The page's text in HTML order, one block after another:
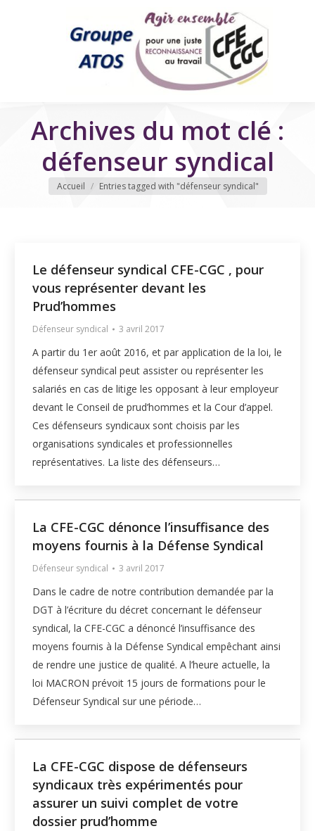
Archives du mot clé :
défenseur syndical
Vous êtes ici
Accueil Entries tagged with "défenseur syndical"
Le défenseur syndical CFE-CGC , pour
vous représenter devant les
Prud’hommes
Défenseur syndical 3 avril 2017
A partir du 1er août 2016, et par application de la loi, le
défenseur syndical peut assister ou représenter les
salariés en cas de litige les opposant à leur employeur
devant le Conseil de prud’hommes et la Cour d’appel.
Ces défenseurs syndicaux sont choisis par les
organisations syndicales et professionnelles
représentatives. La liste des défenseurs…
La CFE-CGC dénonce l’insuffisance des
moyens fournis à la Défense Syndical
Défenseur syndical 3 avril 2017
Dans le cadre de notre contribution demandée par la
DGT à l’écriture du décret concernant le défenseur
syndical, la CFE-CGC a dénoncé l’insuffisance des
moyens fournis à la Défense Syndical empêchant ainsi
de rendre une justice de qualité. A l’heure actuelle, la
loi MACRON prévoit 15 jours de formations pour le
Défenseur Syndical sur une période…
La CFE-CGC dispose de défenseurs
syndicaux très expérimentés pour
assurer un suivi complet de votre
dossier prud’homme